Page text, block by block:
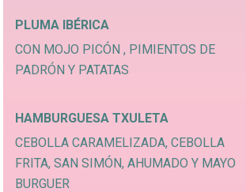
PLUMA IBÉRICA
CON MOJO PICÓN , PIMIENTOS DE
PADRÓN Y PATATAS
HAMBURGUESA TXULETA
CEBOLLA CARAMELIZADA, CEBOLLA
FRITA, SAN SIMÓN, AHUMADO Y MAYO
BURGUER